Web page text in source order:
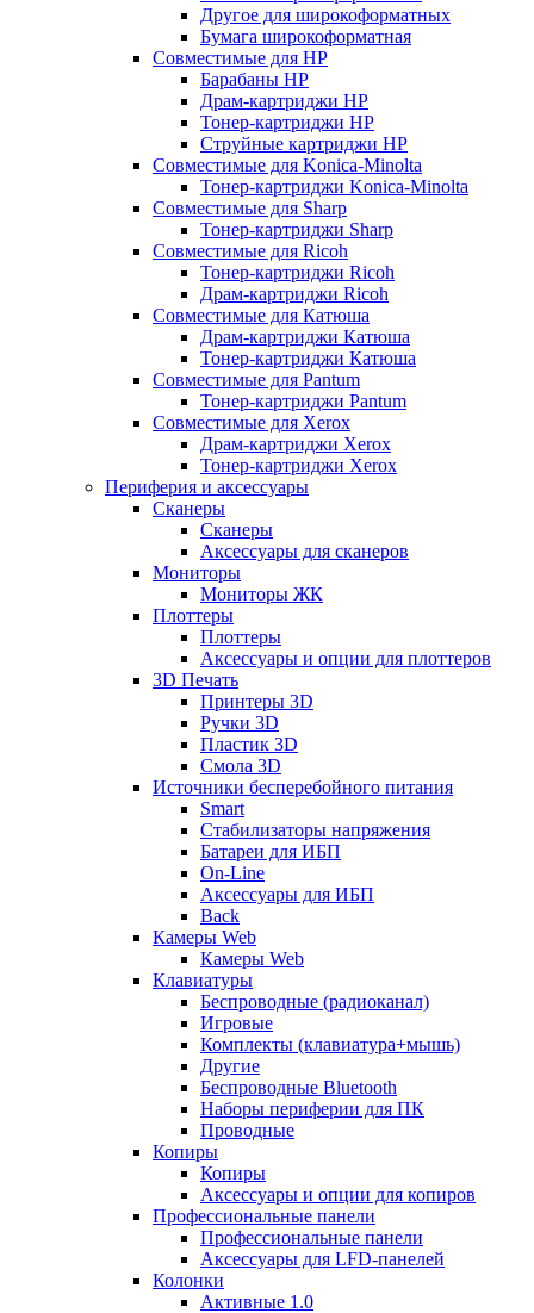
Другое для широкоформатных
Бумага широкоформатная
Совместимые для HP
Барабаны HP
Драм-картриджи HP
Тонер-картриджи HP
Струйные картриджи HP
Совместимые для Konica-Minolta
Тонер-картриджи Konica-Minolta
Совместимые для Sharp
Тонер-картриджи Sharp
Совместимые для Ricoh
Тонер-картриджи Ricoh
Драм-картриджи Ricoh
Совместимые для Катюша
Драм-картриджи Катюша
Тонер-картриджи Катюша
Совместимые для Pantum
Тонер-картриджи Pantum
Совместимые для Xerox
Драм-картриджи Xerox
Тонер-картриджи Xerox
Периферия и аксессуары
Сканеры
Сканеры
Аксессуары для сканеров
Мониторы
Мониторы ЖК
Плоттеры
Плоттеры
Аксессуары и опции для плоттеров
3D Печать
Принтеры 3D
Ручки 3D
Пластик 3D
Смола 3D
Источники бесперебойного питания
Smart
Стабилизаторы напряжения
Батареи для ИБП
On-Line
Аксессуары для ИБП
Back
Камеры Web
Камеры Web
Клавиатуры
Беспроводные (радиоканал)
Игровые
Комплекты (клавиатура+мышь)
Другие
Беспроводные Bluetooth
Наборы периферии для ПК
Проводные
Копиры
Копиры
Аксессуары и опции для копиров
Профессиональные панели
Профессиональные панели
Аксессуары для LFD-панелей
Колонки
Активные 1.0